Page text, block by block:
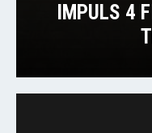
IMPULS 4